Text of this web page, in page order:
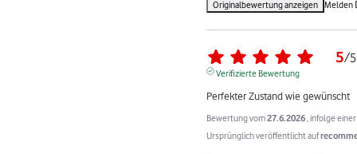
Originalbewertung anzeigen Melden
5/5
Verifizierte Bewertung
Perfekter Zustand wie gewünscht
Bewertung vom27.6.2026 , infolge
Ursprünglich veröffentlicht auf